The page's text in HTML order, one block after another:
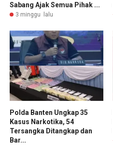
Sabang Ajak Semua Pihak ...
3 minggu lalu
Polda Banten Ungkap 35
Kasus Narkotika, 54
Tersangka Ditangkap dan
Bar...